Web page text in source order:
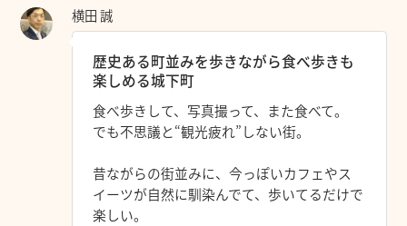
横田 誠
歴史ある町並みを歩きながら食べ歩きも
楽しめる城下町
食べ歩きして、写真撮って、また食べて。
でも不思議と“観光疲れ”しない街。
昔ながらの街並みに、今っぽいカフェやス
イーツが自然に馴染んでて、歩いてるだけで
楽しい。